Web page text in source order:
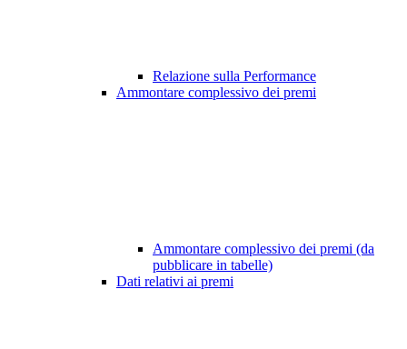
Relazione sulla Performance
Ammontare complessivo dei premi
Ammontare complessivo dei premi (da
pubblicare in tabelle)
Dati relativi ai premi